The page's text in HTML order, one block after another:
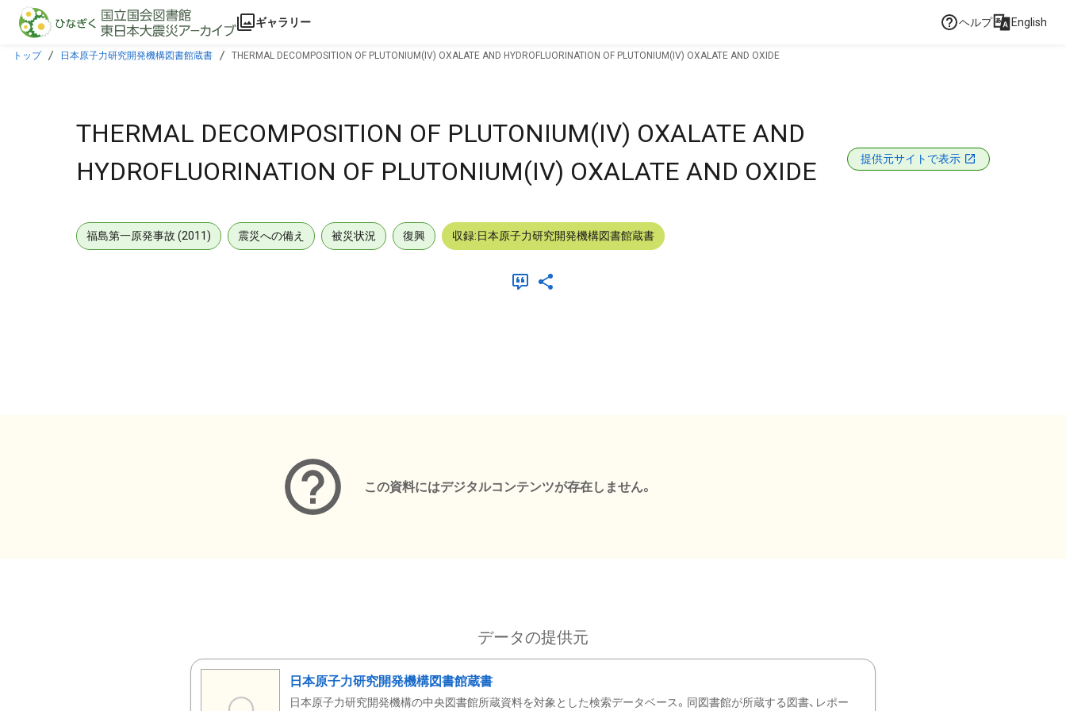
本文に飛ぶ
ギャラリー ヘルプ English
トップ 日本原子力研究開発機構図書館蔵書 THERMAL DECOMPOSITION OF PLUTONIUM(IV) OXALATE AND HYDROFLUORINATION OF PLUTONIUM(IV) OXALATE AND OXIDE
THERMAL DECOMPOSITION OF PLUTONIUM(IV) OXALATE AND
HYDROFLUORINATION OF PLUTONIUM(IV) OXALATE AND OXIDE
提供元サイトで表示
福島第一原発事故 (2011) 震災への備え 被災状況 復興 収録:日本原子力研究開発機構図書館蔵書
この資料にはデジタルコンテンツが存在しません。
データの提供元
日本原子力研究開発機構図書館蔵書
日本原子力研究開発機構の中央図書館所蔵資料を対象とした検索データベース。同図書館が所蔵する図書、レポー